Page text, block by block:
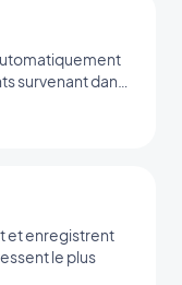
survenant dans
et enregistrent
le plus